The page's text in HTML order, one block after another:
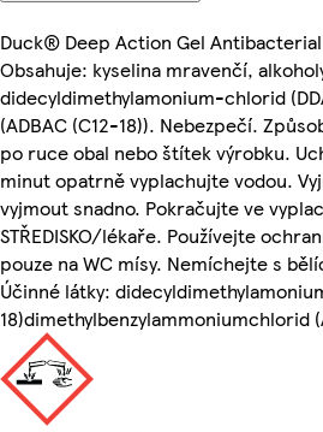
Duck® Deep Action Gel
Obsahuje: kyselina mravenčí,
didecyldimethylamonium-chlorid
(ADBAC (C12-18)). Nebezpečí.
po ruce obal nebo štítek výrobku.
minut opatrně vyplachujte vodou.
vyjmout snadno. Pokračujte ve
STŘEDISKO/lékaře. Používejte
pouze na WC mísy. Nemíchejte s
Účinné látky:
18)dimethylbenzylammoniumchlorid